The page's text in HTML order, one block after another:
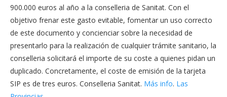
900.000 euros al año a la conselleria de Sanitat. Con el
objetivo frenar este gasto evitable, fomentar un uso correcto
de este documento y concienciar sobre la necesidad de
presentarlo para la realización de cualquier trámite sanitario, la
conselleria solicitará el importe de su coste a quienes pidan un
duplicado. Concretamente, el coste de emisión de la tarjeta
SIP es de tres euros. Conselleria Sanitat. Más info. Las